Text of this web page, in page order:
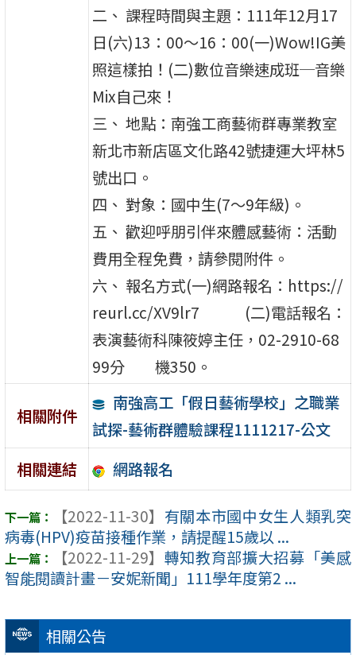
相關公告
二、 課程時間與主題：111年12月17
日(六)13：00～16：00(一)Wow!IG美
照這樣拍！(二)數位音樂速成班─音樂
Mix自己來！
三、 地點：南強工商藝術群專業教室
新北市新店區文化路42號捷運大坪林5
號出口。
四、 對象：國中生(7～9年級)。
五、 歡迎呼朋引伴來體感藝術：活動
費用全程免費，請參閱附件。
六、 報名方式(一)網路報名：https://
reurl.cc/XV9lr7 (二)電話報名：
表演藝術科陳筱婷主任，02-2910-68
99分 機350。
相關附件
南強高工「假日藝術學校」之職業
試探-藝術群體驗課程1111217-公文
相關連結
網路報名
【2022-11-30】 有關本市國中女生人類乳突
病毒(HPV)疫苗接種作業，請提醒15歲以 ...
【2022-11-29】 轉知教育部擴大招募「美感
智能閱讀計畫－安妮新聞」111學年度第2 ...